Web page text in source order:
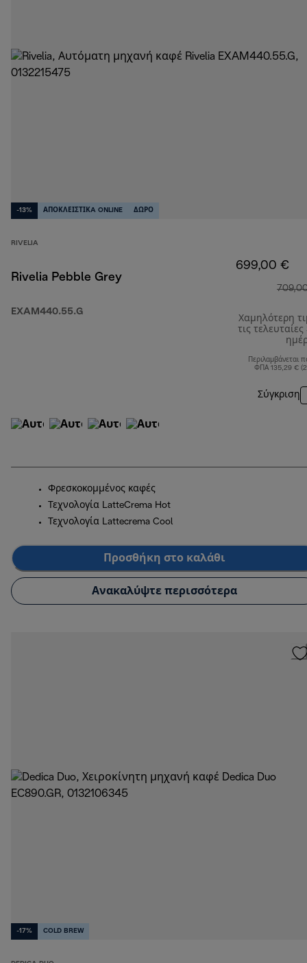
-13% ΑΠΟΚΛΕΙΣΤΙΚA ONLINE ΔΩΡΟ
RIVELIA
Rivelia Pebble Grey
EXAM440.55.G
699,00 €
Χαμηλότερη
τις τελευταίες
Περιλαμβάνεται
ΦΠΑ 135,29 €
Σύγκριση
Φρεσκοκομμένος καφές
Τεχνολογία LatteCrema Hot
Τεχνολογία Lattecrema Cool
Προσθήκη στο καλάθι
Ανακαλύψτε περισσότερα
-17% COLD BREW